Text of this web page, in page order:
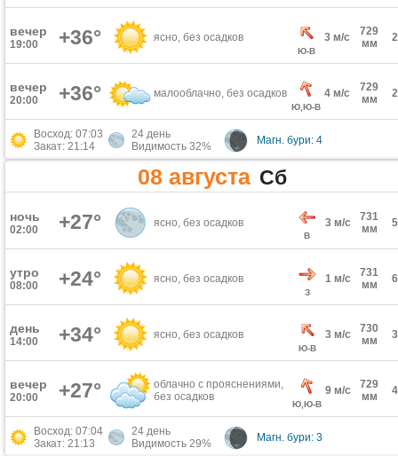
вечер
19:00 +36° ясно, без осадков
Ю-В
3 м/с
729
мм
вечер
20:00 +36° малооблачно, без осадков
Ю,Ю-В
4 м/с
729
мм
Восход: 07:03
Закат: 21:14
24 день
Видимость 32%
Магн. бури: 4
08 августа Сб
ночь
02:00 +27° ясно, без осадков
В
3 м/с
731
мм
утро
08:00 +24° ясно, без осадков
З
1 м/с
731
мм
день
14:00 +34° ясно, без осадков
Ю-В
3 м/с
730
мм
вечер
20:00 +27°
облачно с прояснениями,
без осадков
Ю,Ю-В
9 м/с
729
мм
Восход: 07:04
Закат: 21:13
24 день
Видимость 29%
Магн. бури: 3